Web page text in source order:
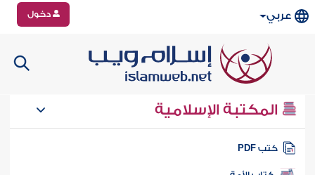
عربي دخول
المكتبة الإسلامية
كتب PDF